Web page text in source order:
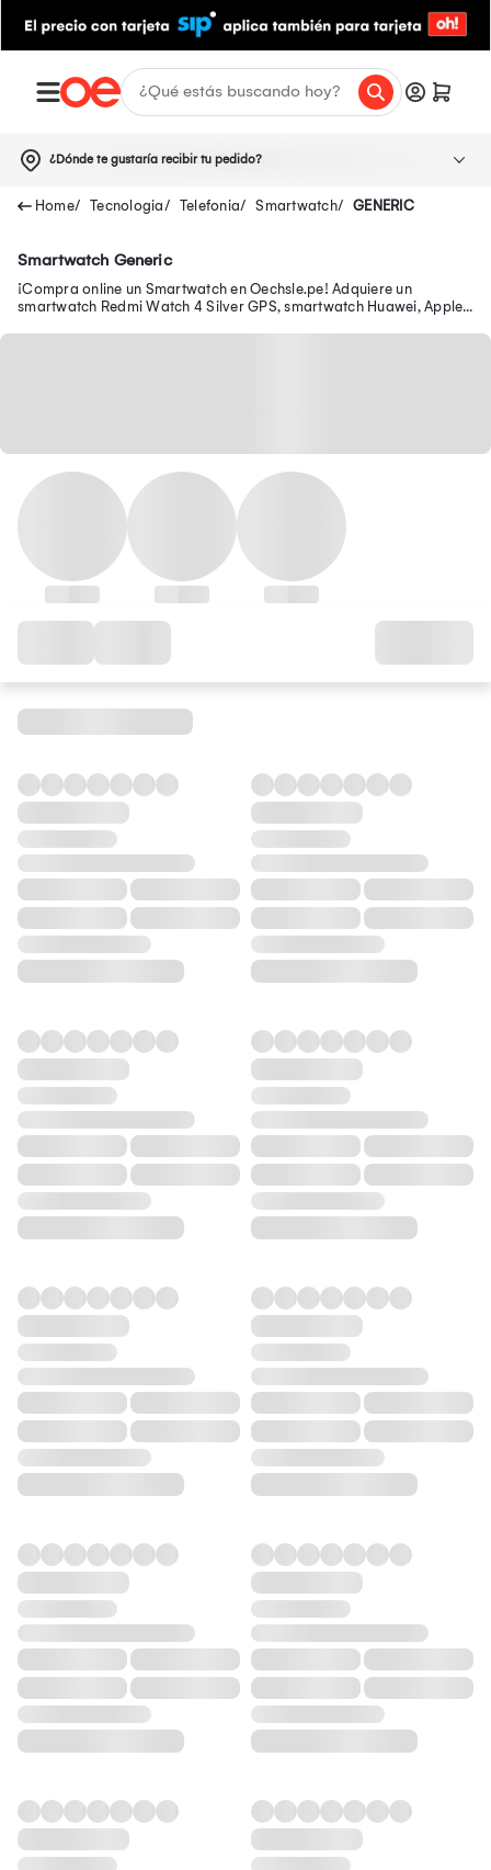
¿Dónde te gustaría recibir tu pedido?
Tecnologia Telefonia Smartwatch GENERIC
Smartwatch Generic
¡Compra online un Smartwatch en Oechsle.pe! Adquiere un
smartwatch Redmi Watch 4 Silver GPS, smartwatch Huawei, Apple